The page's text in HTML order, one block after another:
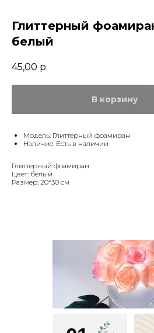
Глиттерный
белый
45,00 р.
В корзину
Модель: Глиттерный фоамиран
Наличие: Есть в наличии
Глиттерный фоамиран
Цвет: белый
Размер: 20*30 см